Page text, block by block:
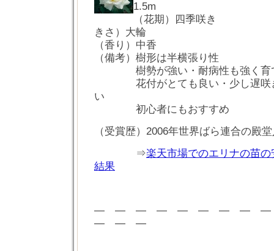
1.5m
（花期）四季咲
きさ）大輪
（香り）中香
（備考）樹形は半横張り性
樹勢が強い・耐病性も強く育
花付がとても良い・少し遅咲
い
初心者にもおすすめ
（受賞歴）2006年世界ばら連合の殿
⇒楽天市場でのエリナの苗
結果
― ― ― ― ― ― ― ―
― ― ―